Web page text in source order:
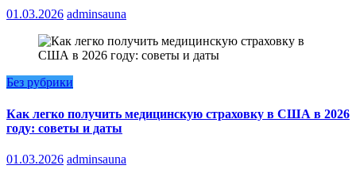
01.03.2026 adminsauna
Без рубрики
Как легко получить медицинскую страховку в США в 2026
году: советы и даты
01.03.2026 adminsauna